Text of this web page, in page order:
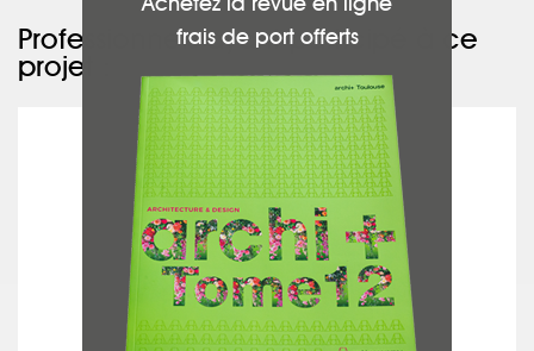
Professionnels ayant participé à ce
projet :
AREXIS FRÈRES
Achetez la revue en ligne
frais de port offerts